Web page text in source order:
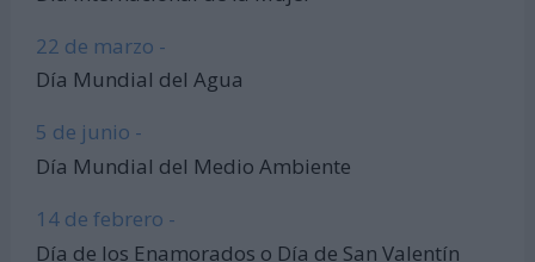
22 de marzo -
Día Mundial del Agua
5 de junio -
Día Mundial del Medio Ambiente
14 de febrero -
Día de los Enamorados o Día de San Valentín